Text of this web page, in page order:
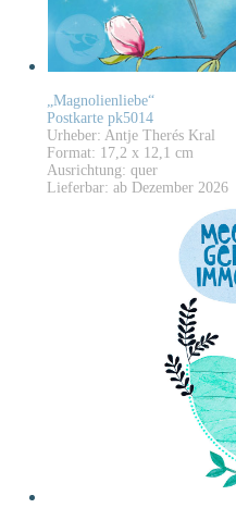
„Magnolienliebe“
Postkarte pk5014
Urheber: Antje Therés Kral
Format: 17,2 x 12,1 cm
Ausrichtung: quer
Lieferbar: ab Dezember 2026